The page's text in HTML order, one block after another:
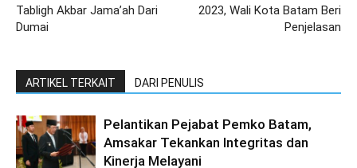
Tabligh Akbar Jama’ah Dari
Dumai
2023, Wali Kota Batam Beri
Penjelasan
ARTIKEL TERKAIT DARI PENULIS
Pelantikan Pejabat Pemko Batam,
Amsakar Tekankan Integritas dan
Kinerja Melayani